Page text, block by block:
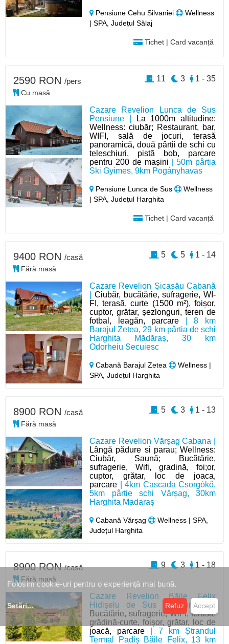
Pensiune Cehu Silvaniei
Wellness
| SPA, Județul Sălaj
Tichet | Card vacanță
Cazare Revelion Lunca de Sus
Pensiune |
La 1000m altitudine:
Wellness: ciubăr; Restaurant, bar,
WIFI, sală de jocuri, terasă
panoramică, două pârtii de schi cu
teleschiuri, pistă bob, parcare
pentru 200 de mașini | 50m pârtia
Ski Gyimes, 9km Pogányhavas
Pensiune Lunca de Sus
Wellness
| SPA, Județul Harghita
Tichet | Card vacanță
2590 RON /pers
Cu masă
1 - 35
3
11
Cazare Revelion Șicasău Cabană
Ciubăr, bucătărie, sufragerie, WI-
FI, terasă, curte (1500 m²), foișor,
cuptor, grătar, șezlonguri, teren de
fotbal, leagăn, parcare | 8 km
Barajul Zetea, 29 km pârtia de schi
Harghita Mădăraș, 30 km
Odorheiu Secuiesc
Cabană Barajul Zetea
Wellness |
SPA, Județul Harghita
9400 RON /casă
Fără masă
1 - 14
5
5
Cazare Revelion Vărșag Cabana |
Lângă pădure si parau; Wellness:
Ciubăr, Saună; Bucătărie,
sufragerie, Wifi, gradină, foi;or,
cuptor, grătar, loc de joaca,
parcare | 4km Cascada Csorgókő,
5km pârtie schi Vărșag, 30km
Harghita Madaraș
Cabană Vărșag
Wellness | SPA,
Județul Harghita
8900 RON /casă
Fără masă
1 - 13
3
5
Cazare Revelion Băile Felix
Hidișelu de Sus Pensiune*** |
Bucătărie, sufragerie, WiFi, terasă,
grădină-curte, foișor, grătar, loc de
joacă, parcare | 7 km Ștrandul
Termal Padiș Băile Felix, 13 km
8900 RON/casă
Fără masă
1 - 18
3
9
Folosim cookie-uri pentru o experiență mai bună.
Setări... Refuz Accept